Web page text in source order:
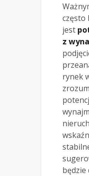
często
jest
z
rynek
będzie